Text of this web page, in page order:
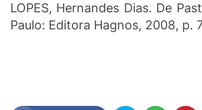
LOPES, Hernandes Dias. De
Paulo: Editora Hagnos, 2008, p.